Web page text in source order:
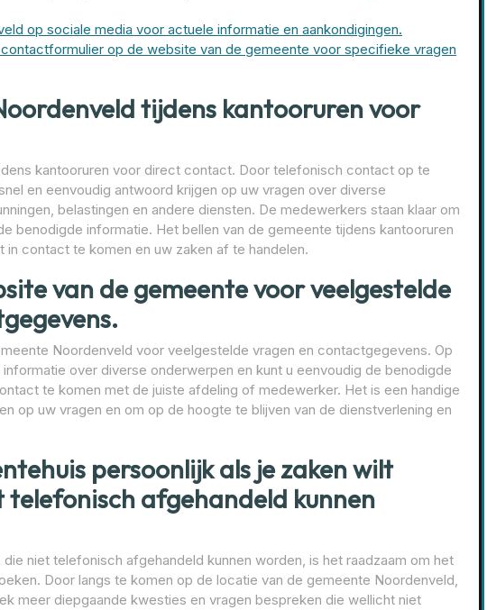
op sociale media voor actuele informatie en aankondigingen.
op de website van de gemeente voor specifieke vragen
tijdens kantooruren voor
kantooruren voor direct contact. Door telefonisch contact op te
en eenvoudig antwoord krijgen op uw vragen over diverse
belastingen en andere diensten. De medewerkers staan klaar om
benodigde informatie. Het bellen van de gemeente tijdens kantooruren
contact te komen en uw zaken af te handelen.
van de gemeente voor veelgestelde
Noordenveld voor veelgestelde vragen en contactgegevens. Op
over diverse onderwerpen en kunt u eenvoudig de benodigde
te komen met de juiste afdeling of medewerker. Het is een handige
op uw vragen en om op de hoogte te blijven van de dienstverlening en
persoonlijk als je zaken wilt
telefonisch afgehandeld kunnen
niet telefonisch afgehandeld kunnen worden, is het raadzaam om het
Door langs te komen op de locatie van de gemeente Noordenveld,
meer diepgaande kwesties en vragen bespreken die wellicht niet